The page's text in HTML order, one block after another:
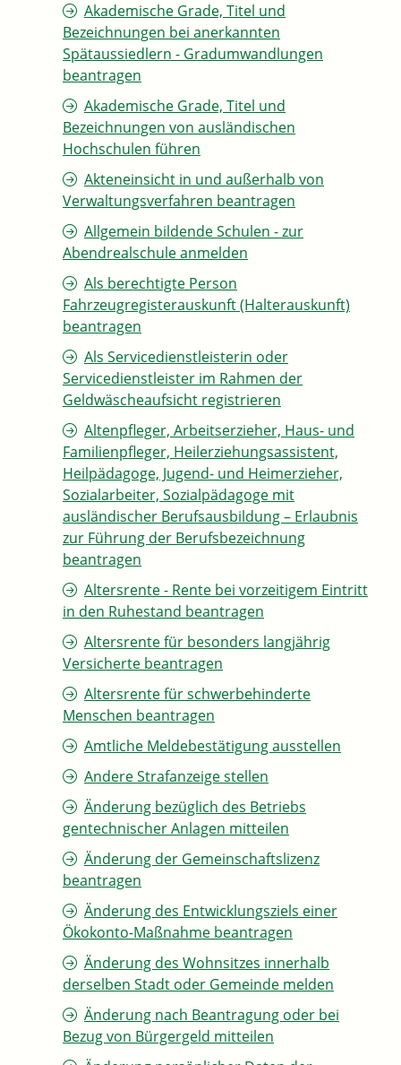
Akademische Grade, Titel und
Bezeichnungen bei anerkannten
Spätaussiedlern - Gradumwandlungen
beantragen
Akademische Grade, Titel und
Bezeichnungen von ausländischen
Hochschulen führen
Akteneinsicht in und außerhalb von
Verwaltungsverfahren beantragen
Allgemein bildende Schulen - zur
Abendrealschule anmelden
Als berechtigte Person
Fahrzeugregisterauskunft (Halterauskunft)
beantragen
Als Servicedienstleisterin oder
Servicedienstleister im Rahmen der
Geldwäscheaufsicht registrieren
Altenpfleger, Arbeitserzieher, Haus- und
Familienpfleger, Heilerziehungsassistent,
Heilpädagoge, Jugend- und Heimerzieher,
Sozialarbeiter, Sozialpädagoge mit
ausländischer Berufsausbildung – Erlaubnis
zur Führung der Berufsbezeichnung
beantragen
Altersrente - Rente bei vorzeitigem Eintritt
in den Ruhestand beantragen
Altersrente für besonders langjährig
Versicherte beantragen
Altersrente für schwerbehinderte
Menschen beantragen
Amtliche Meldebestätigung ausstellen
Andere Strafanzeige stellen
Änderung bezüglich des Betriebs
gentechnischer Anlagen mitteilen
Änderung der Gemeinschaftslizenz
beantragen
Änderung des Entwicklungsziels einer
Ökokonto-Maßnahme beantragen
Änderung des Wohnsitzes innerhalb
derselben Stadt oder Gemeinde melden
Änderung nach Beantragung oder bei
Bezug von Bürgergeld mitteilen